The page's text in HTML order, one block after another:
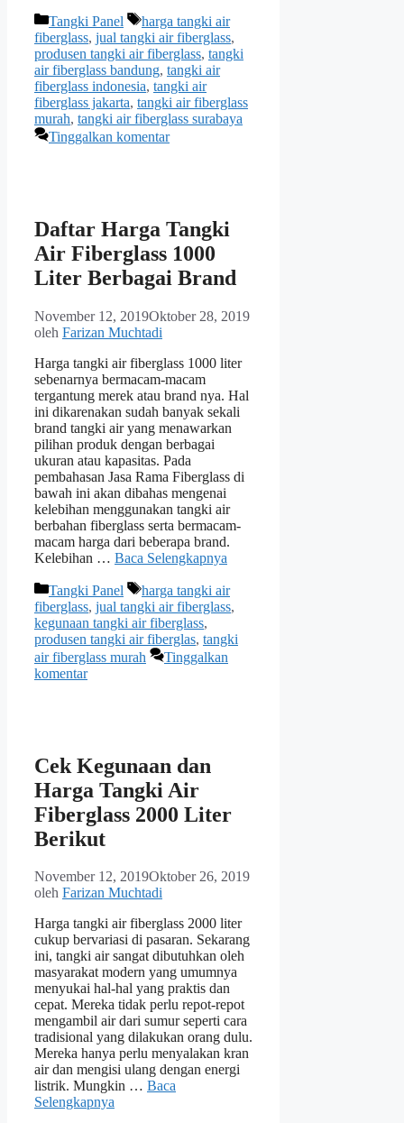
Kategori
Tangki Panel Tag
harga tangki air
fiberglass, jual tangki air fiberglass,
produsen tangki air fiberglass, tangki
air fiberglass bandung, tangki air
fiberglass indonesia, tangki air
fiberglass jakarta, tangki air fiberglass
murah, tangki air fiberglass surabaya
Tinggalkan komentar
Daftar Harga Tangki
Air Fiberglass 1000
Liter Berbagai Brand
November 12, 2019Oktober 28, 2019
oleh Farizan Muchtadi
Harga tangki air fiberglass 1000 liter
sebenarnya bermacam-macam
tergantung merek atau brand nya. Hal
ini dikarenakan sudah banyak sekali
brand tangki air yang menawarkan
pilihan produk dengan berbagai
ukuran atau kapasitas. Pada
pembahasan Jasa Rama Fiberglass di
bawah ini akan dibahas mengenai
kelebihan menggunakan tangki air
berbahan fiberglass serta bermacam-
macam harga dari beberapa brand.
Kelebihan … Baca Selengkapnya
Kategori
Tangki Panel Tag
harga tangki air
fiberglass, jual tangki air fiberglass,
kegunaan tangki air fiberglass,
produsen tangki air fiberglas, tangki
air fiberglass murah
Tinggalkan
komentar
Cek Kegunaan dan
Harga Tangki Air
Fiberglass 2000 Liter
Berikut
November 12, 2019Oktober 26, 2019
oleh Farizan Muchtadi
Harga tangki air fiberglass 2000 liter
cukup bervariasi di pasaran. Sekarang
ini, tangki air sangat dibutuhkan oleh
masyarakat modern yang umumnya
menyukai hal-hal yang praktis dan
cepat. Mereka tidak perlu repot-repot
mengambil air dari sumur seperti cara
tradisional yang dilakukan orang dulu.
Mereka hanya perlu menyalakan kran
air dan mengisi ulang dengan energi
listrik. Mungkin … Baca
Selengkapnya